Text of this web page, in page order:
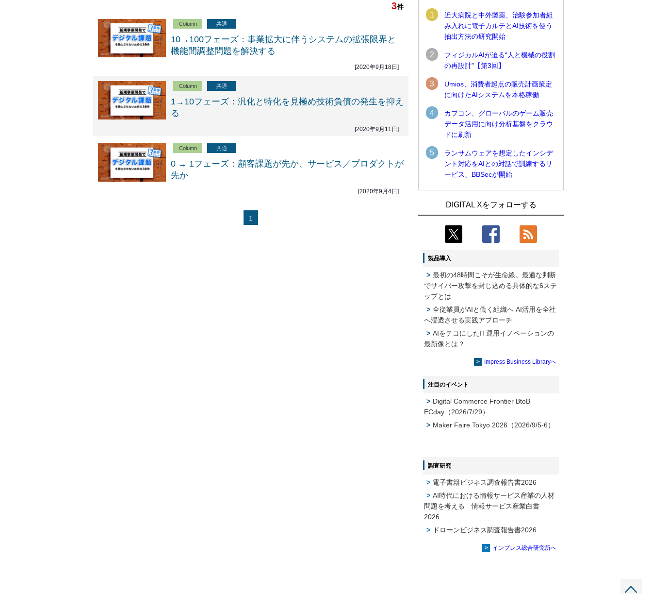
3件
Column 共通
10→100フェーズ：事業拡大に伴うシステムの拡張限界と
機能間調整問題を解決する
[2020年9月18日]
Column 共通
1→10フェーズ：汎化と特化を見極め技術負債の発生を抑え
る
[2020年9月11日]
Column 共通
0 → 1フェーズ：顧客課題が先か、サービス／プロダクトが
先か
[2020年9月4日]
1
1
近大病院と中外製薬、治験参加者組
み入れに電子カルテとAI技術を使う
抽出方法の研究開始
2
フィジカルAIが迫る“人と機械の役割
の再設計”【第3回】
3
Umios、消費者起点の販売計画策定
に向けたAIシステムを本格稼働
4
カプコン、グローバルのゲーム販売
データ活用に向け分析基盤をクラウ
ドに刷新
5
ランサムウェアを想定したインシデ
ント対応をAIとの対話で訓練するサ
ービス、BBSecが開始
けたAIシステムを本格稼働
近大病院と中外製薬、治験参加者組み入
れに電子カルテとAI技術を使う抽出方法
3
歩行ロボット利用を検証
4
【COMPUTEX 2026：Arm編】チップ自
社製造で鍵を握る台湾サプライチェー
ン、英Armが連携を強調
製造業の現場の暗黙知を組織横断で活用
するためのナレッジ管理基盤、LIGHTzが
仮想化技術を使う統合基盤を本格稼働
鹿島建設、鋼管柱へのコンクリート充填
時の異常を検出するAIを遠隔監視システ
3
めているのか【第25回】
4
製造業の現場の暗黙知を組織横断で活用
するためのナレッジ管理基盤、LIGHTzが
提供
Umios、消費者起点の販売計画策定に向
けたAIシステムを本格稼働
DIGITAL Xをフォローする
製品導入
最初の48時間こそが生命線。最適な判断
でサイバー攻撃を封じ込める具体的な6ステ
ップとは
全従業員がAIと働く組織へ AI活用を全社
へ浸透させる実践アプローチ
AIをテコにしたIT運用イノベーションの
最新像とは？
Impress Business Libraryへ
注目のイベント
Digital Commerce Frontier BtoB
ECday（2026/7/29）
Maker Faire Tokyo 2026（2026/9/5-6）
調査研究
電子書籍ビジネス調査報告書2026
AI時代における情報サービス産業の⼈材
問題を考える 情報サービス産業⽩書
2026
ドローンビジネス調査報告書2026
インプレス総合研究所へ